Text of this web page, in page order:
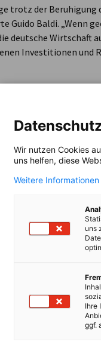
trotz der Beruhigung
Guido Baldi. „Wenn
deutsche Wirtschaft
Investitionen und
Berlin Seite
TEILEN
Auf Xing
lesen
Wir nutzen Cookies
uns helfen, diese
Weitere
uns
Ihre
ggf.